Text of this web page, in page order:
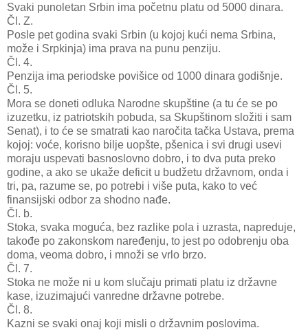
Svaki punoletan Srbin ima početnu platu od 5000 dinara.
Čl. Z.
Posle pet godina svaki Srbin (u kojoj kući nema Srbina,
može i Srpkinja) ima prava na punu penziju.
Čl. 4.
Penzija ima periodske povišice od 1000 dinara godišnje.
Čl. 5.
Mora se doneti odluka Narodne skupštine (a tu će se po
izuzetku, iz patriotskih pobuda, sa Skupštinom složiti i sam
Senat), i to će se smatrati kao naročita tačka Ustava, prema
kojoj: voće, korisno bilje uopšte, pšenica i svi drugi usevi
moraju uspevati basnoslovno dobro, i to dva puta preko
godine, a ako se ukaže deficit u budžetu državnom, onda i
tri, pa, razume se, po potrebi i više puta, kako to već
finansijski odbor za shodno nađe.
Čl. b.
Stoka, svaka moguća, bez razlike pola i uzrasta, napreduje,
takođe po zakonskom naređenju, to jest po odobrenju oba
doma, veoma dobro, i množi se vrlo brzo.
Čl. 7.
Stoka ne može ni u kom slučaju primati platu iz državne
kase, izuzimajući vanredne državne potrebe.
Čl. 8.
Kazni se svaki onaj koji misli o državnim poslovima.